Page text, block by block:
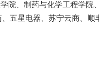
院、制药与化学工程学院
五星电器、苏宁云商、